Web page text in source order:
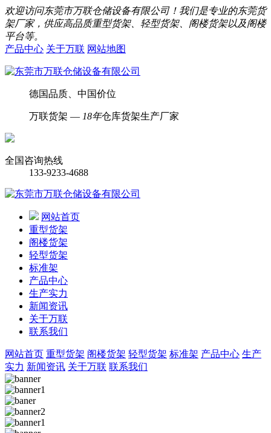
欢迎访问东莞市万联仓储设备有限公司！我们是专业的东莞货
架厂家，供应高品质重型货架、轻型货架、阁楼货架以及阁楼
平台等。
产品中心 关于万联 网站地图
德国品质、中国价位
万联货架 — 18年仓库货架生产厂家
全国咨询热线
133-9233-4688
网站首页
重型货架
阁楼货架
轻型货架
标准架
产品中心
生产实力
新闻资讯
关于万联
联系我们
网站首页 重型货架 阁楼货架 轻型货架 标准架 产品中心 生产
实力 新闻资讯 关于万联 联系我们